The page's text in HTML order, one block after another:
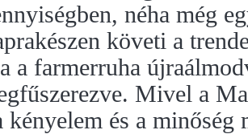
néha még
követi a
a farmerruha
Mivel a
kényelem és a minőség